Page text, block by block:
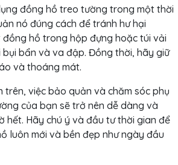
đồng hồ treo tường trong một thời
nó đúng cách để tránh hư hại
hồ trong hộp đựng hoặc túi vải
bụi bẩn và va đập. Đồng thời, hãy giữ
và thoáng mát.
trên, việc bảo quản và chăm sóc phụ
của bạn sẽ trở nên dễ dàng và
hết. Hãy chú ý và đầu tư thời gian để
luôn mới và bền đẹp như ngày đầu